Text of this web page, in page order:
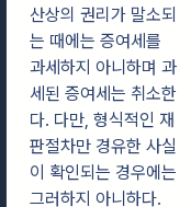
산상의 권리가 말소되
는 때에는 증여세를
과세하지 아니하며 과
세된 증여세는 취소한
다. 다만, 형식적인 재
판절차만 경유한 사실
이 확인되는 경우에는
그러하지 아니하다.